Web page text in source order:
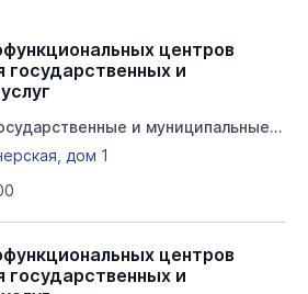
центров
государственных и
и муниципальные
дом 1
центров
государственных и